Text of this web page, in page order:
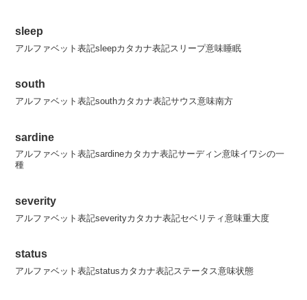
sleep
アルファベット表記sleepカタカナ表記スリープ意味睡眠
south
アルファベット表記southカタカナ表記サウス意味南方
sardine
アルファベット表記sardineカタカナ表記サーディン意味イワシの一
種
severity
アルファベット表記severityカタカナ表記セベリティ意味重大度
status
アルファベット表記statusカタカナ表記ステータス意味状態